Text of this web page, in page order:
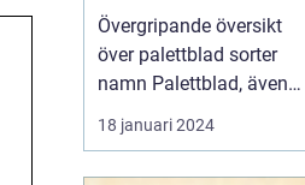
populära och unika
sorter
Övergripande översikt
över palettblad sorter
namn Palettblad, även
känt som Coleus, är en
populär växt som lockar
18 januari 2024